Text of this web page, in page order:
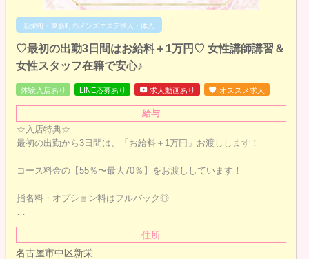
新栄町・東新町のメンズエステ求人・体入
♡最初の出勤3日間はお給料＋1万円♡ 女性講師講習＆
女性スタッフ在籍で安心♪
体験入店あり LINE応募あり 求人動画あり オススメ求人
給与
☆入店特典☆
最初の出勤から3日間は、「お給料＋1万円」お渡しします！
コース料金の【55％〜最大70％】をお渡ししています！
指名料・オプション料はフルバック◎
住所
名古屋市中区新栄